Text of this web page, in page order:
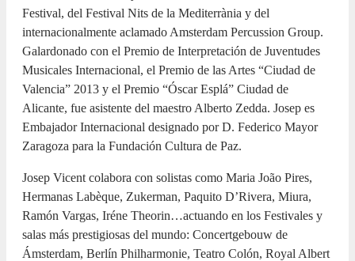
Festival, del Festival Nits de la Mediterrània y del
internacionalmente aclamado Amsterdam Percussion Group.
Galardonado con el Premio de Interpretación de Juventudes
Musicales Internacional, el Premio de las Artes “Ciudad de
Valencia” 2013 y el Premio “Óscar Esplá” Ciudad de
Alicante, fue asistente del maestro Alberto Zedda. Josep es
Embajador Internacional designado por D. Federico Mayor
Zaragoza para la Fundación Cultura de Paz.
Josep Vicent colabora con solistas como Maria João Pires,
Hermanas Labèque, Zukerman, Paquito D’Rivera, Miura,
Ramón Vargas, Iréne Theorin…actuando en los Festivales y
salas más prestigiosas del mundo: Concertgebouw de
Ámsterdam, Berlín Philharmonie, Teatro Colón, Royal Albert